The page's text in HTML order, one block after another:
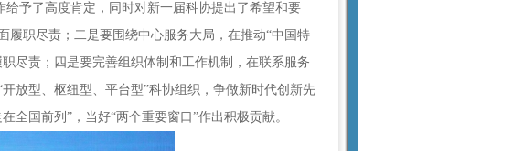
予了高度肯定，同时对新一届科协提出了希望和要
职尽责；二是要围绕中心服务大局，在推动“中国特
尽责；四是要完善组织体制和工作机制，在联系服务
放型、枢纽型、平台型”科协组织，争做新时代创新先
国前列”，当好“两个重要窗口”作出积极贡献。